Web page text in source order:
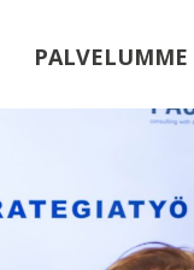
PALVELUMME